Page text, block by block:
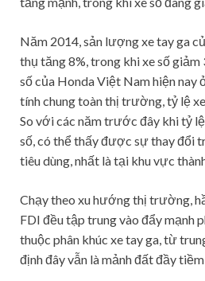
Năm 2014, sản lượng xe tay ga
thụ tăng 8%, trong khi xe số giảm
số của Honda Việt Nam hiện nay
tính chung toàn thị trường, tỷ lệ
So với các năm trước đây khi tỷ
số, có thể thấy được sự thay đổi
tiêu dùng, nhất là tại khu vực
Chạy theo xu hướng thị trường,
FDI đều tập trung vào đẩy mạnh
thuộc phân khúc xe tay ga, từ
định đây vẫn là mảnh đất đầy